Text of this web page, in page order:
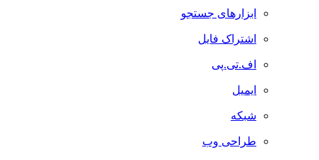
ابزارهای جستجو
اشتراک فایل
اف.تی.پی
ایمیل
شبکه
طراحی وب